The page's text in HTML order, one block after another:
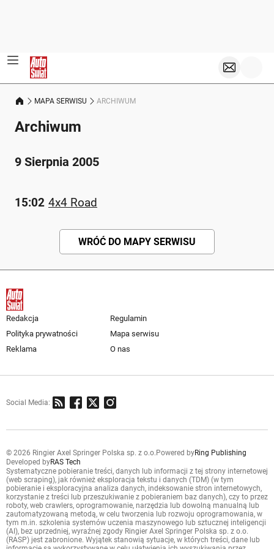
MAPA SERWISU ARCHIWUM
Archiwum
9 Sierpnia 2005
15:02 4x4 Road
WRÓĆ DO MAPY SERWISU
Redakcja
Regulamin
Polityka prywatności
Mapa serwisu
Reklama
O nas
Social Media:
© 2026 Ringier Axel Springer Polska sp. z o.o. Powered byRing Publishing
Developed byRAS Tech
Systematyczne pobieranie treści, danych lub informacji z tej strony internetowej
(web scraping), jak również eksploracja tekstu i danych (TDM) (w tym
pobieranie i eksploracyjna analiza danych, indeksowanie stron internetowych,
korzystanie z treści lub przeszukiwanie z pobieraniem baz danych), czy to przez
roboty, web crawlers, oprogramowanie, narzędzia lub dowolną manualną lub
zautomatyzowaną metodą, w celu tworzenia lub rozwoju oprogramowania, w
tym m.in. szkolenia systemów uczenia maszynowego lub sztucznej inteligencji
(AI), bez uprzedniej, wyraźnej zgody Ringier Axel Springer Polska sp. z o.o.
(RASP) jest zabronione. Wyjątek stanowią sytuacje, w których treści, dane lub